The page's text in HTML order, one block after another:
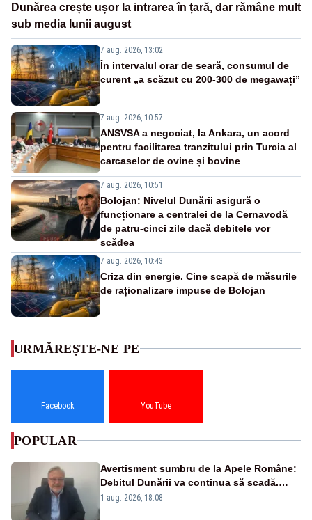
Dunărea crește ușor la intrarea în țară, dar rămâne mult
sub media lunii august
7 aug. 2026, 13:02
În intervalul orar de seară, consumul de
curent „a scăzut cu 200-300 de megawați”
7 aug. 2026, 10:57
ANSVSA a negociat, la Ankara, un acord
pentru facilitarea tranzitului prin Turcia al
carcaselor de ovine și bovine
7 aug. 2026, 10:51
Bolojan: Nivelul Dunării asigură o
funcționare a centralei de la Cernavodă
de patru-cinci zile dacă debitele vor
scădea
7 aug. 2026, 10:43
Criza din energie. Cine scapă de măsurile
de raționalizare impuse de Bolojan
URMĂREȘTE-NE PE
Facebook YouTube
POPULAR
Avertisment sumbru de la Apele Române:
Debitul Dunării va continua să scadă.
Cernavodă s-ar putea închide în 4 zile
1 aug. 2026, 18:08